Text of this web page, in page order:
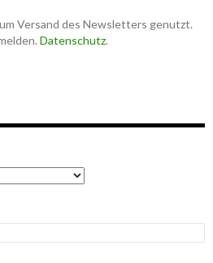
Versand des Newsletters genutzt.
Datenschutz.